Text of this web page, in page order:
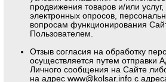
продвижения товаров и/или
электронных опросов,
вопросам функционирования
Пользователем.
Отзыв согласия на обработку
осуществляется путем отправки
Личного сообщения на Сайте
на адресwww@kolsar.info с